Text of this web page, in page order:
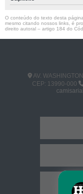
O conteúdo do texto desta
mesmo citando nossos links, é
direito autoral – artigo 184 do
AV.
CEP: 13990-000